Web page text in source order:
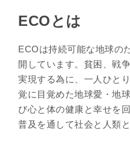
ECOとは
ECOは持続可能な地球の
開しています。貧困、戦
実現する為に、一人ひと
覚に目覚めた地球愛・地
び心と体の健康と幸せを
普及を通して社会と人類